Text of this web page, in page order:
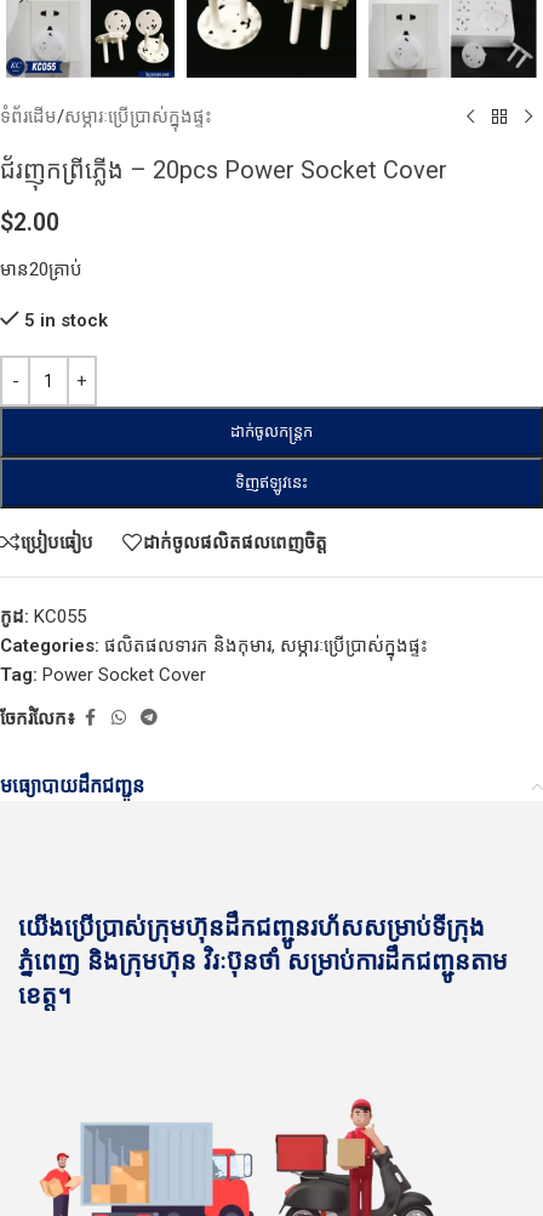
ទំព័រដើម/សម្ភារៈប្រើប្រាស់ក្នុងផ្ទះ
ជ័រញុកព្រីភ្លេីង​ – 20pcs Power Socket Cover
$2.00
មាន20គ្រាប់
5 in stock
ដាក់ចូលកន្ត្រក
ទិញឥឡូវនេះ
ប្រៀបធៀប ដាក់ចូលផលិតផលពេញចិត្ត
កូដ: KC055
Categories: ផលិតផលទារក និងកុមារ, សម្ភារៈប្រើប្រាស់ក្នុងផ្ទះ
Tag: Power Socket Cover
ចែករំលែក៖
មធ្យោបាយដឹកជញ្ជូន
យើងប្រើប្រាស់ក្រុមហ៊ុនដឹកជញ្ជូនរហ័សសម្រាប់ទីក្រុង
ភ្នំពេញ និងក្រុមហ៊ុន វិរៈប៊ុនថាំ សម្រាប់ការដឹកជញ្ជូនតាម
ខេត្ត។